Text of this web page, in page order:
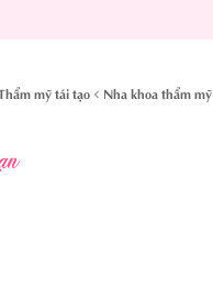
mỹ tái tạo Nha khoa thẩm mỹ